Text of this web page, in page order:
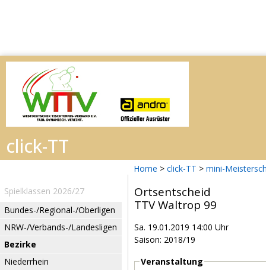
Home > click-TT > mini-
Spielklassen 2026/27
Bundes-/Regional-/Oberligen
NRW-/Verbands-/Landesligen
Bezirke
Niederrhein
Ortsentscheid
TTV Waltrop 99
Sa. 19.01.2019 14:00 Uhr
Saison: 2018/19
Veranstaltung